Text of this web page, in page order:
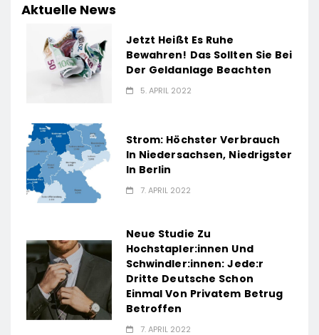
Aktuelle News
Jetzt Heißt Es Ruhe
Bewahren! Das Sollten Sie Bei
Der Geldanlage Beachten
5. APRIL 2022
Strom: Höchster Verbrauch
In Niedersachsen, Niedrigster
In Berlin
7. APRIL 2022
Neue Studie Zu
Hochstapler:innen Und
Schwindler:innen: Jede:r
Dritte Deutsche Schon
Einmal Von Privatem Betrug
Betroffen
7. APRIL 2022